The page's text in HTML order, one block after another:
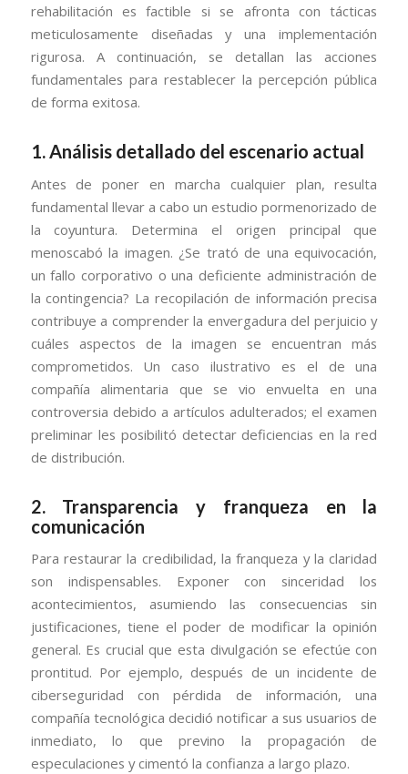
rehabilitación es factible si se afronta con tácticas
meticulosamente diseñadas y una implementación
rigurosa. A continuación, se detallan las acciones
fundamentales para restablecer la percepción pública
de forma exitosa.
1. Análisis detallado del escenario actual
Antes de poner en marcha cualquier plan, resulta
fundamental llevar a cabo un estudio pormenorizado de
la coyuntura. Determina el origen principal que
menoscabó la imagen. ¿Se trató de una equivocación,
un fallo corporativo o una deficiente administración de
la contingencia? La recopilación de información precisa
contribuye a comprender la envergadura del perjuicio y
cuáles aspectos de la imagen se encuentran más
comprometidos. Un caso ilustrativo es el de una
compañía alimentaria que se vio envuelta en una
controversia debido a artículos adulterados; el examen
preliminar les posibilitó detectar deficiencias en la red
de distribución.
2. Transparencia y franqueza en la
comunicación
Para restaurar la credibilidad, la franqueza y la claridad
son indispensables. Exponer con sinceridad los
acontecimientos, asumiendo las consecuencias sin
justificaciones, tiene el poder de modificar la opinión
general. Es crucial que esta divulgación se efectúe con
prontitud. Por ejemplo, después de un incidente de
ciberseguridad con pérdida de información, una
compañía tecnológica decidió notificar a sus usuarios de
inmediato, lo que previno la propagación de
especulaciones y cimentó la confianza a largo plazo.